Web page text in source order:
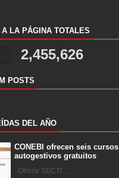
LA PÁGINA TOTALES
2,455,626
POSTS
DEL AÑO
CONEBI ofrecen seis cursos
autogestivos gratuitos
Ofrece SECTI ...